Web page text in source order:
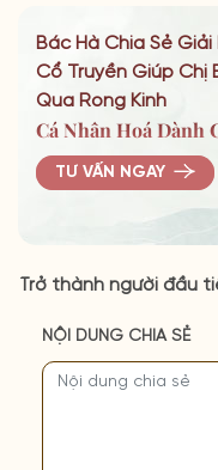
Bác Hà Chia Sẻ Giải
Cổ Truyền Giúp Chị
Qua Rong Kinh
Cá Nhân Hoá Dành
TƯ VẤN NGAY
Trở thành người đầu
NỘI DUNG CHIA SẺ